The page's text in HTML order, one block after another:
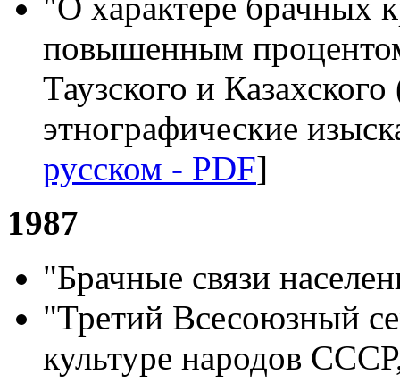
повышенным
Таузского и
этнографические
русском - PDF]
1987
"Брачные связи
"Третий Всесоюзный
культуре народов